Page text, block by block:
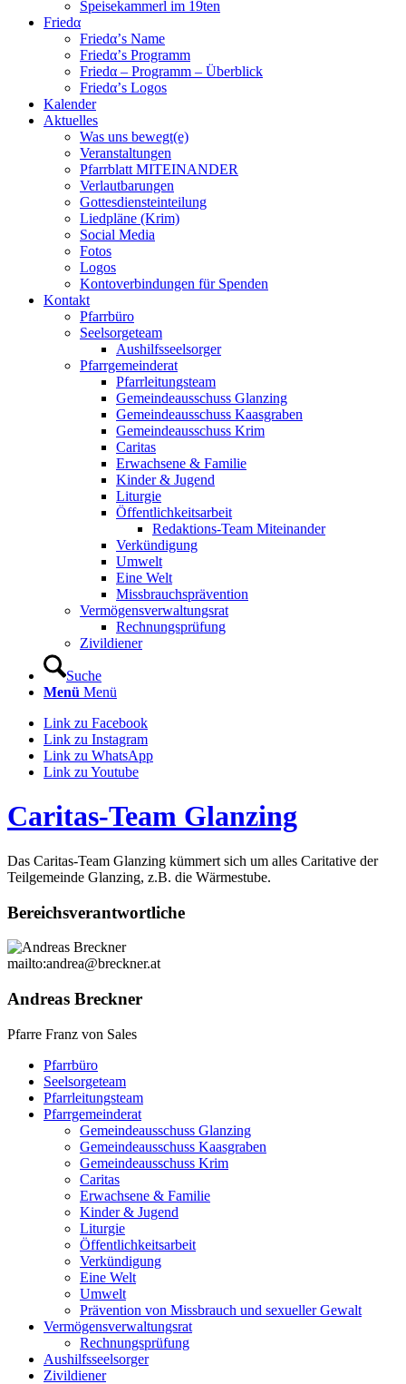
Speisekammerl im 19ten
Friedα
Friedα’s Name
Friedα’s Programm
Friedα – Programm – Überblick
Friedα’s Logos
Kalender
Aktuelles
Was uns bewegt(e)
Veranstaltungen
Pfarrblatt MITEINANDER
Verlautbarungen
Gottesdiensteinteilung
Liedpläne (Krim)
Social Media
Fotos
Logos
Kontoverbindungen für Spenden
Kontakt
Pfarrbüro
Seelsorgeteam
Aushilfsseelsorger
Pfarrgemeinderat
Pfarrleitungsteam
Gemeindeausschuss Glanzing
Gemeindeausschuss Kaasgraben
Gemeindeausschuss Krim
Caritas
Erwachsene & Familie
Kinder & Jugend
Liturgie
Öffentlichkeitsarbeit
Redaktions-Team Miteinander
Verkündigung
Umwelt
Eine Welt
Missbrauchsprävention
Vermögensverwaltungsrat
Rechnungsprüfung
Zivildiener
Suche
Menü Menü
Link zu Facebook
Link zu Instagram
Link zu WhatsApp
Link zu Youtube
Caritas-Team Glanzing
Das Caritas-Team Glanzing kümmert sich um alles Caritative der
Teilgemeinde Glanzing, z.B. die Wärmestube.
Bereichsverantwortliche
mailto:andrea@breckner.at
Andreas Breckner
Pfarre Franz von Sales
Pfarrbüro
Seelsorgeteam
Pfarrleitungsteam
Pfarrgemeinderat
Gemeindeausschuss Glanzing
Gemeindeausschuss Kaasgraben
Gemeindeausschuss Krim
Caritas
Erwachsene & Familie
Kinder & Jugend
Liturgie
Öffentlichkeitsarbeit
Verkündigung
Eine Welt
Umwelt
Prävention von Missbrauch und sexueller Gewalt
Vermögensverwaltungsrat
Rechnungsprüfung
Aushilfsseelsorger
Zivildiener